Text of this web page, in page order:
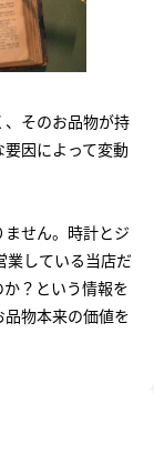
そのお品物が持
因によって変動
せん。時計とジ
業している当店だ
？という情報を
物本来の価値を